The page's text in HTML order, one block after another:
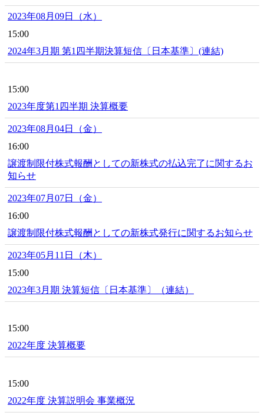
2023年08月09日（水）
15:00
2024年3月期 第1四半期決算短信〔日本基準〕(連結)
15:00
2023年度第1四半期 決算概要
2023年08月04日（金）
16:00
譲渡制限付株式報酬としての新株式の払込完了に関するお
知らせ
2023年07月07日（金）
16:00
譲渡制限付株式報酬としての新株式発行に関するお知らせ
2023年05月11日（木）
15:00
2023年3月期 決算短信〔日本基準〕（連結）
15:00
2022年度 決算概要
15:00
2022年度 決算説明会 事業概況